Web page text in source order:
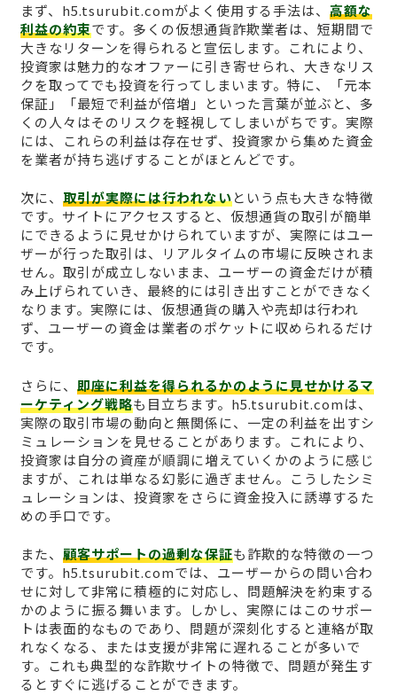
まず、h5.tsurubit.comがよく使用する手法は、 高額な
利益の約束です。多くの仮想通貨詐欺業者は、短期間で
大きなリターンを得られると宣伝します。これにより、
投資家は魅力的なオファーに引き寄せられ、大きなリス
クを取ってでも投資を行ってしまいます。特に、「元本
保証」「最短で利益が倍増」といった言葉が並ぶと、多
くの人々はそのリスクを軽視してしまいがちです。実際
には、これらの利益は存在せず、投資家から集めた資金
を業者が持ち逃げすることがほとんどです。
次に、 取引が実際には行われないという点も大きな特徴
です。サイトにアクセスすると、仮想通貨の取引が簡単
にできるように見せかけられていますが、実際にはユー
ザーが行った取引は、リアルタイムの市場に反映されま
せん。取引が成立しないまま、ユーザーの資金だけが積
み上げられていき、最終的には引き出すことができなく
なります。実際には、仮想通貨の購入や売却は行われ
ず、ユーザーの資金は業者のポケットに収められるだけ
です。
さらに、 即座に利益を得られるかのように見せかけるマ
ーケティング戦略も目立ちます。h5.tsurubit.comは、
実際の取引市場の動向と無関係に、一定の利益を出すシ
ミュレーションを見せることがあります。これにより、
投資家は自分の資産が順調に増えていくかのように感じ
ますが、これは単なる幻影に過ぎません。こうしたシミ
ュレーションは、投資家をさらに資金投入に誘導するた
めの手口です。
また、 顧客サポートの過剰な保証も詐欺的な特徴の一つ
です。h5.tsurubit.comでは、ユーザーからの問い合わ
せに対して非常に積極的に対応し、問題解決を約束する
かのように振る舞います。しかし、実際にはこのサポー
トは表面的なものであり、問題が深刻化すると連絡が取
れなくなる、または支援が非常に遅れることが多いで
す。これも典型的な詐欺サイトの特徴で、問題が発生す
るとすぐに逃げることができます。